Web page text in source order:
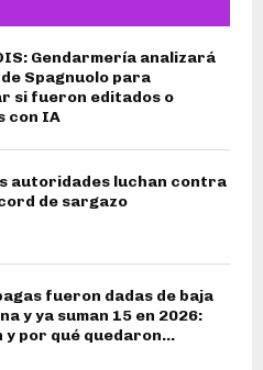
Gendarmería analizará
Spagnuolo para
si fueron editados o
con IA
autoridades luchan contra
de sargazo
fueron dadas de baja
y ya suman 15 en 2026:
y por qué quedaron...